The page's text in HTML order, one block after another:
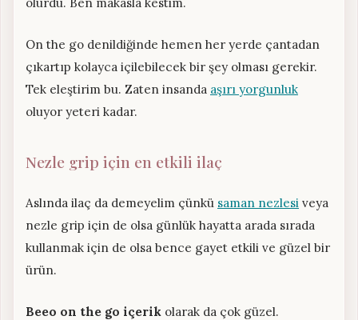
On the go denildiğinde hemen her yerde çantadan
çıkartıp kolayca içilebilecek bir şey olması gerekir.
Tek eleştirim bu. Zaten insanda aşırı yorgunluk
oluyor yeteri kadar.
Nezle grip için en etkili ilaç
Aslında ilaç da demeyelim çünkü saman nezlesi veya
nezle grip için de olsa günlük hayatta arada sırada
kullanmak için de olsa bence gayet etkili ve güzel bir
ürün.
Beeo on the go içerik olarak da çok güzel.